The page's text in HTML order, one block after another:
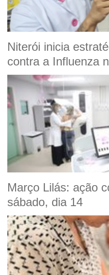
Niterói inicia
contra a Influenza
Março Lilás: ação
sábado, dia 14